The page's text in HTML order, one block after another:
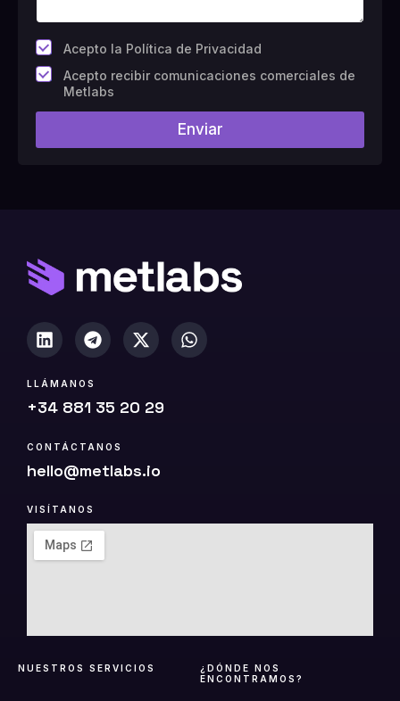
*
Acepto la Política de Privacidad
C
a
p
#
a
)
Acepto recibir comunicaciones comerciales de
Metlabs
Enviar
LLÁMANOS
+34 881 35 20 29
CONTÁCTANOS
hello@metlabs.io
VISÍTANOS
NUESTROS SERVICIOS
¿DÓNDE NOS
ENCONTRAMOS?